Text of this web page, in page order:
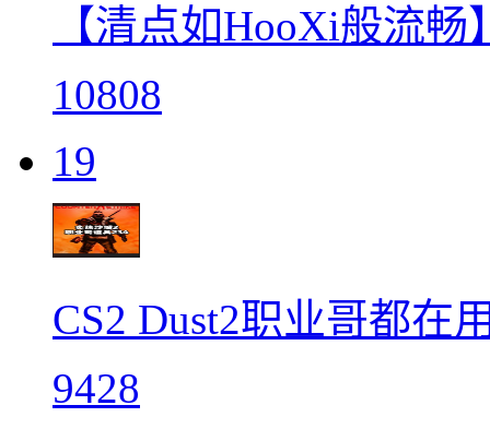
【清点如HooXi般流畅
10808
19
CS2 Dust2职业哥都在
9428